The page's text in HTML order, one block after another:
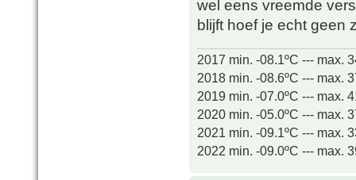
wel eens vreemde
blijft hoef je echt geen
2017 min. -08.1ºC --- max.
2018 min. -08.6ºC --- max.
2019 min. -07.0ºC --- max.
2020 min. -05.0ºC --- max.
2021 min. -09.1ºC --- max.
2022 min. -09.0ºC --- max.